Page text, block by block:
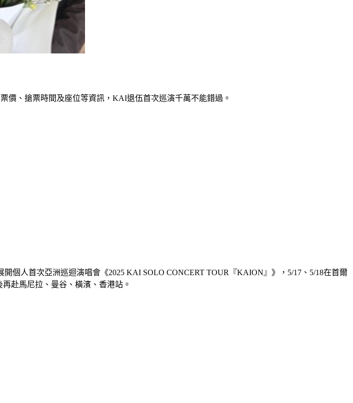
、搶票時間及座位等資訊，KAI退伍首次巡演千萬不能錯過。
個人首次亞洲巡迴演唱會《2025 KAI SOLO CONCERT TOUR『KAION』》，5/17、5/18在首爾
赴馬尼拉、曼谷、橫濱、香港站。